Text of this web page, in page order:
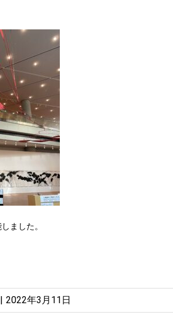
ました。
2022年3月11日